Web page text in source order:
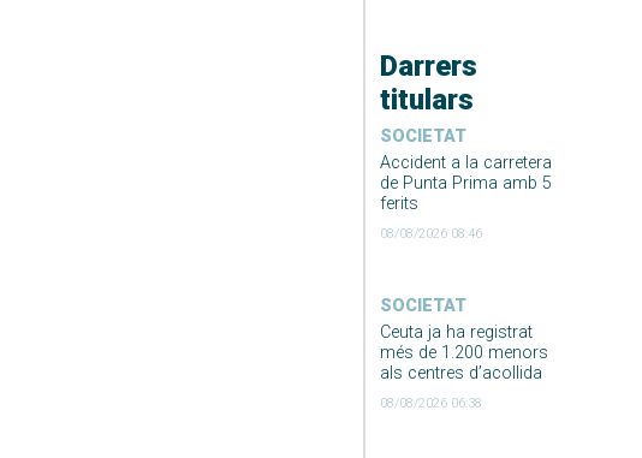
Darrers
titulars
SOCIETAT
Accident a la carretera
de Punta Prima amb 5
ferits
08/08/2026 08:46
SOCIETAT
Ceuta ja ha registrat
més de 1.200 menors
als centres d’acollida
08/08/2026 06:38